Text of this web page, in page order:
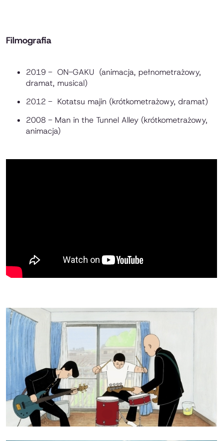
Filmografia
2019 - ON-GAKU (animacja, pełnometrażowy,
dramat, musical)
2012 - Kotatsu majin (krótkometrażowy, dramat)
2008 - Man in the Tunnel Alley (krótkometrażowy,
animacja)